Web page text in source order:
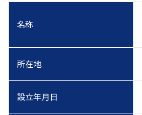
名称
所在地
設立年月日